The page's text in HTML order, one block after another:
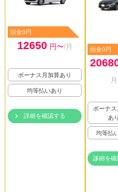
頭金0円
12650 円〜/月
ボーナス月加算あり
均等払いあり
詳細を確認する
頭金0円
月
ボーナ
あり
均等払
詳細を確